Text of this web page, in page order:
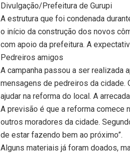
Divulgação/Prefeitura de Gurupi
A estrutura que foi condenada
o início da construção dos novos
com apoio da prefeitura. A
Pedreiros amigos
A campanha passou a ser realizada
mensagens de pedreiros da cidade.
ajudar na reforma do local. A
A previsão é que a reforma comece
outros moradores da cidade.
de estar fazendo bem ao próximo”.
Alguns materiais já foram doados,